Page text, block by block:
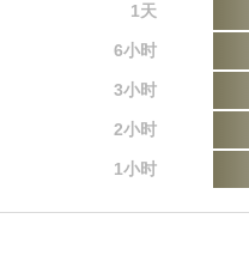
1天
6小时
3小时
2小时
1小时